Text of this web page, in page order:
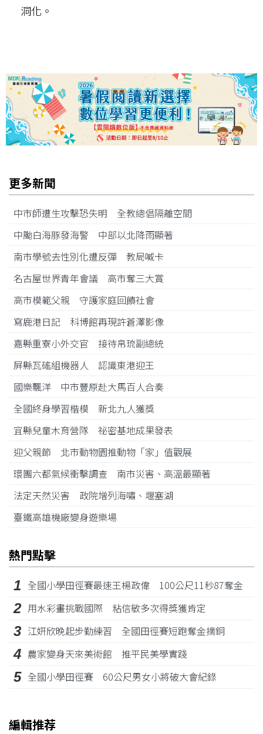
洞化。
更多新聞
中市師遭生攻擊恐失明 全教總倡隔離空間
中颱白海豚發海警 中部以北降雨顯著
南市學號去性別化遭反彈 教局喊卡
名古屋世界青年會議 高市奪三大賞
高市模範父親 守護家庭回饋社會
寫鹿港日記 科博館再現許蒼澤影像
嘉縣重寮小外交官 接待帛琉副總統
屏縣瓦磘組機器人 認識東港迎王
國樂飄洋 中市豐原赴大馬百人合奏
全國終身學習楷模 新北九人獲獎
宜縣兒童木育營隊 祕密基地成果發表
迎父親節 北市動物園推動物「家」值觀展
環團六都氣候衝擊調查 南市災害、高溫最顯著
法定天然災害 政院增列海嘯、堰塞湖
臺鐵高雄機廠變身遊樂場
熱門點擊
1 全國小學田徑賽最速王楊政偉 100公尺11秒87奪金
2 用水彩畫挑戰國際 粘信敏多次得獎獲肯定
3 江姸欣晚起步勤練習 全國田徑賽短跑奪金摘銅
4 農家變身天來美術館 推平民美學實踐
5 全國小學田徑賽 60公尺男女小將破大會紀錄
編輯推荐